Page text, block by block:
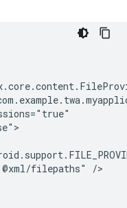
filepaths"